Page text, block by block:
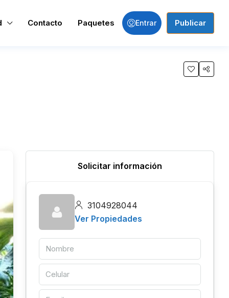
Contacto Paquetes Entrar Publicar
Solicitar información
3104928044
Ver Propiedades